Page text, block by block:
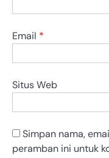
Email *
Situs Web
Simpan nama,
peramban ini untuk